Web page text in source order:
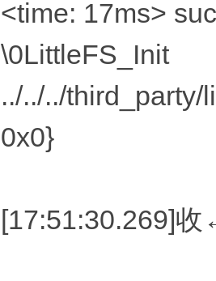
<time: 17ms>
\0LittleFS_Init
../../../
0x0}
[17:51:30.269]